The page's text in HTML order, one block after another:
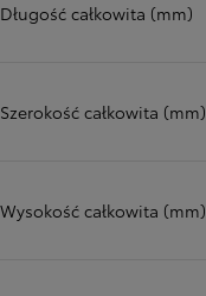
Długość całkowita (mm)
Szerokość całkowita (mm)
Wysokość całkowita (mm)